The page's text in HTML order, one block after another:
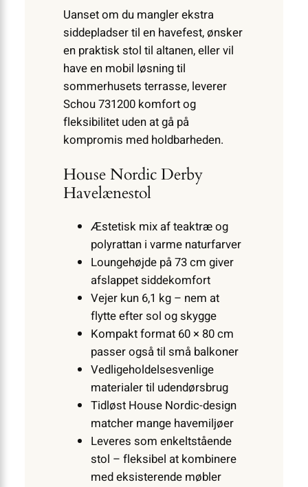
Uanset om du mangler ekstra
siddepladser til en havefest, ønsker
en praktisk stol til altanen, eller vil
have en mobil løsning til
sommerhusets terrasse, leverer
Schou 731200 komfort og
fleksibilitet uden at gå på
kompromis med holdbarheden.
House Nordic Derby
Havelænestol
Æstetisk mix af teaktræ og
polyrattan i varme naturfarver
Loungehøjde på 73 cm giver
afslappet siddekomfort
Vejer kun 6,1 kg – nem at
flytte efter sol og skygge
Kompakt format 60 × 80 cm
passer også til små balkoner
Vedligeholdelsesvenlige
materialer til udendørsbrug
Tidløst House Nordic-design
matcher mange havemiljøer
Leveres som enkeltstående
stol – fleksibel at kombinere
med eksisterende møbler